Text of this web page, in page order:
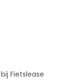
Fietslease